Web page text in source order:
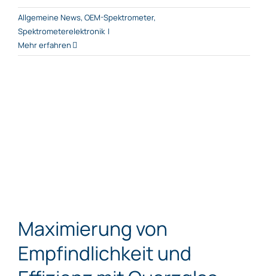
Allgemeine News, OEM-Spektrometer,
Spektrometerelektronik |
Mehr erfahren
Maximierung von
Empfindlichkeit und